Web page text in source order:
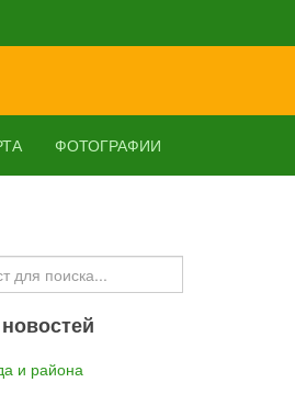
ФОТОГРАФИИ
и района